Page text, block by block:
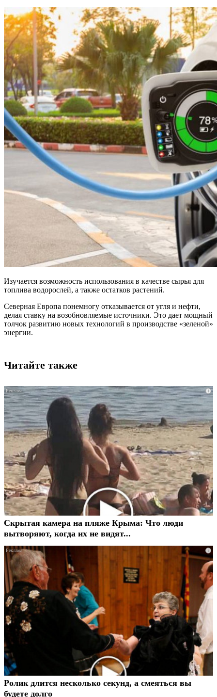
Изучается возможность использования в качестве сырья для
топлива водорослей, а также остатков растений.
Северная Европа понемногу отказывается от угля и нефти,
делая ставку на возобновляемые источники. Это дает мощный
толчок развитию новых технологий в производстве «зеленой»
энергии.
Читайте также
i
Скрытая камера на пляже Крыма: Что люди
вытворяют, когда их не видят...
i
Ролик длится несколько секунд, а смеяться вы
будете долго